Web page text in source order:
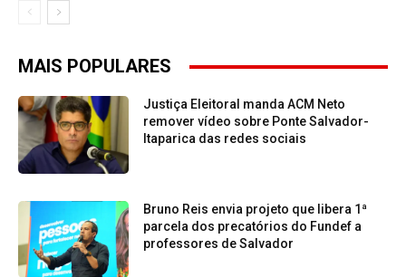
MAIS POPULARES
Justiça Eleitoral manda ACM Neto
remover vídeo sobre Ponte Salvador-
Itaparica das redes sociais
Bruno Reis envia projeto que libera 1ª
parcela dos precatórios do Fundef a
professores de Salvador